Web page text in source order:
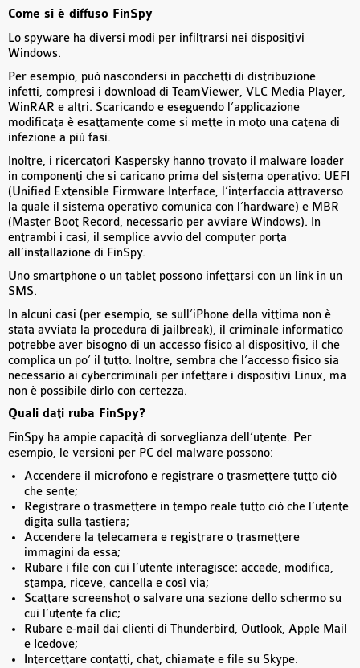
Come si è diffuso FinSpy
Lo spyware ha diversi modi per infiltrarsi nei dispositivi
Windows.
Per esempio, può nascondersi in pacchetti di distribuzione
infetti, compresi i download di TeamViewer, VLC Media Player,
WinRAR e altri. Scaricando e eseguendo l’applicazione
modificata è esattamente come si mette in moto una catena di
infezione a più fasi.
Inoltre, i ricercatori Kaspersky hanno trovato il malware loader
in componenti che si caricano prima del sistema operativo: UEFI
(Unified Extensible Firmware Interface, l’interfaccia attraverso
la quale il sistema operativo comunica con l’hardware) e MBR
(Master Boot Record, necessario per avviare Windows). In
entrambi i casi, il semplice avvio del computer porta
all’installazione di FinSpy.
Uno smartphone o un tablet possono infettarsi con un link in un
SMS.
In alcuni casi (per esempio, se sull’iPhone della vittima non è
stata avviata la procedura di jailbreak), il criminale informatico
potrebbe aver bisogno di un accesso fisico al dispositivo, il che
complica un po’ il tutto. Inoltre, sembra che l’accesso fisico sia
necessario ai cybercriminali per infettare i dispositivi Linux, ma
non è possibile dirlo con certezza.
Quali dati ruba FinSpy?
FinSpy ha ampie capacità di sorveglianza dell’utente. Per
esempio, le versioni per PC del malware possono:
Accendere il microfono e registrare o trasmettere tutto ciò
che sente;
Registrare o trasmettere in tempo reale tutto ciò che l’utente
digita sulla tastiera;
Accendere la telecamera e registrare o trasmettere
immagini da essa;
Rubare i file con cui l’utente interagisce: accede, modifica,
stampa, riceve, cancella e così via;
Scattare screenshot o salvare una sezione dello schermo su
cui l’utente fa clic;
Rubare e-mail dai clienti di Thunderbird, Outlook, Apple Mail
e Icedove;
Intercettare contatti, chat, chiamate e file su Skype.